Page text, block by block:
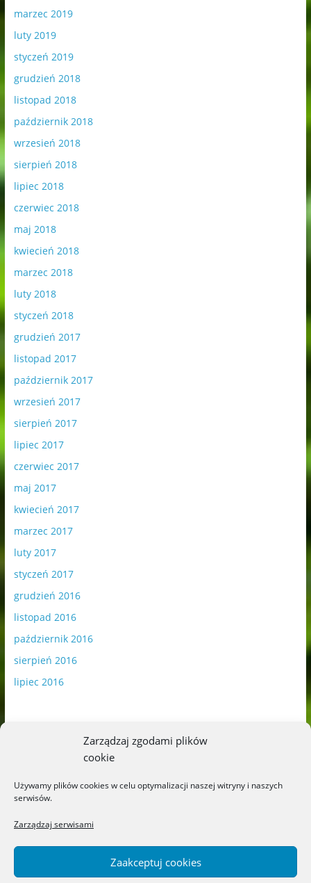
Zarządzaj zgodami plików
cookie
Używamy plików cookies w celu optymalizacji naszej witryny i naszych
serwisów.
Zarządzaj serwisami
Zaakceptuj cookies
marzec 2019
luty 2019
styczeń 2019
grudzień 2018
listopad 2018
październik 2018
wrzesień 2018
sierpień 2018
lipiec 2018
czerwiec 2018
maj 2018
kwiecień 2018
marzec 2018
luty 2018
styczeń 2018
grudzień 2017
listopad 2017
październik 2017
wrzesień 2017
sierpień 2017
lipiec 2017
czerwiec 2017
maj 2017
kwiecień 2017
marzec 2017
luty 2017
styczeń 2017
grudzień 2016
listopad 2016
październik 2016
sierpień 2016
lipiec 2016